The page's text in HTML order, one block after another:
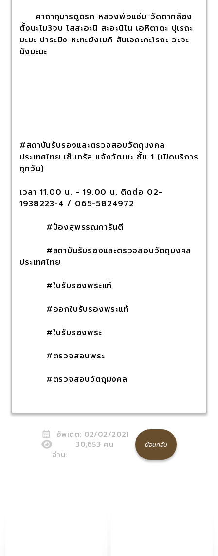
คาถากุมารดูดรก หลวงพ่อแช่ม วัดตากล้อง
ตั้งนะโม3จบ โสสะอะนิ สะอะนิโน เอหิตาตะ ปุเรถะ
มะมะ ปาระมิง หะทะยังเมภิ สันเจถะกะโรถะ วะจะ
นังมะมะ
#สถาบันรับรองและตรวจสอบวัตถุมงคล
ประเทศไทย เซ็นทรัล แจ้งวัฒนะ ชั้น 1 (เปิดบริการ
ทุกวัน)
เวลา 11.00 น. - 19.00 น. ติดต่อ 02-
1938223-4 / 065-5824972
#ป๋องสุพรรณการันตี
#สถาบันรับรองและตรวจสอบวัตถุมงคล
ประเทศไทย
#ใบรับรองพระแท้
#ออกใบรับรองพระแท้
#ใบรับรองพระ
#ตรวจสอบพระ
#ตรวจสอบวัตถุมงคล
อัพเดต: 02/02/2021
อ่าน:
30,653 คน ย้อนกลับ